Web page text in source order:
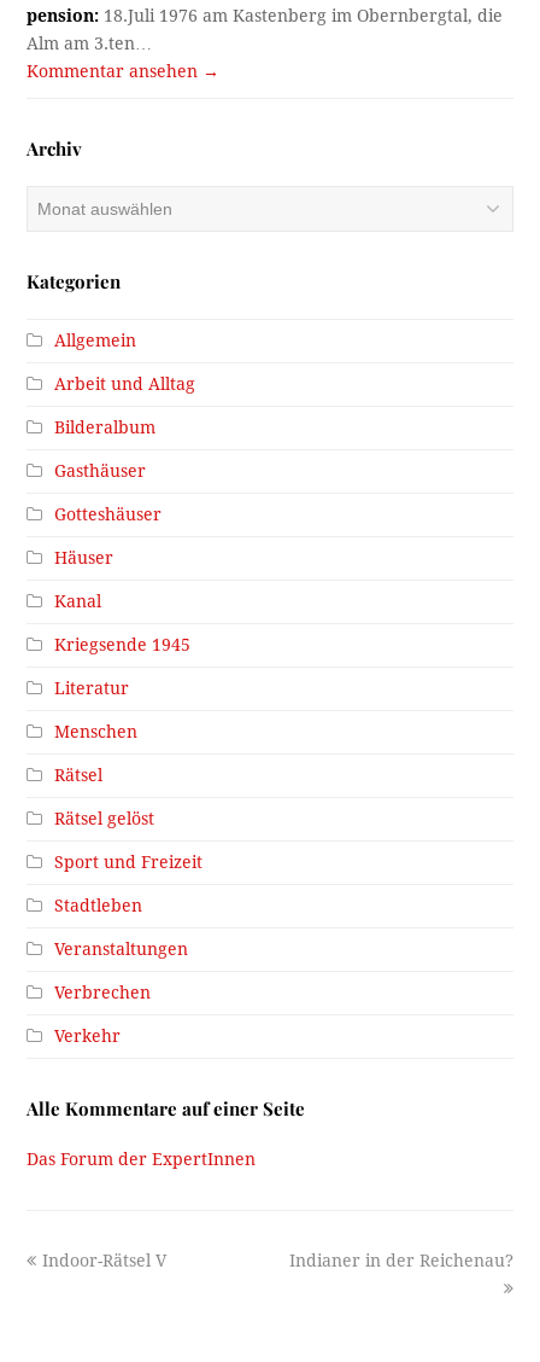
pension: 18.Juli 1976 am Kastenberg im Obernbergtal, die
Alm am 3.ten…
Kommentar ansehen →
Archiv
Kategorien
Allgemein
Arbeit und Alltag
Bilderalbum
Gasthäuser
Gotteshäuser
Häuser
Kanal
Kriegsende 1945
Literatur
Menschen
Rätsel
Rätsel gelöst
Sport und Freizeit
Stadtleben
Veranstaltungen
Verbrechen
Verkehr
Alle Kommentare auf einer Seite
Das Forum der ExpertInnen
previous
Indoor-Rätsel V
next
Indianer in der Reichenau?